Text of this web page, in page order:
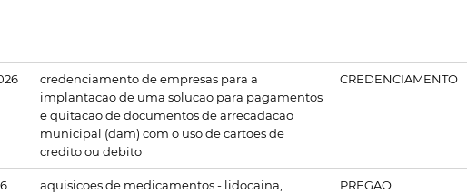
credenciamento de empresas para a
implantacao de uma solucao para pagamentos
e quitacao de documentos de arrecadacao
municipal (dam) com o uso de cartoes de
credito ou debito
CREDENCIAMENTO
aquisicoes de medicamentos - lidocaina,
PREGAO